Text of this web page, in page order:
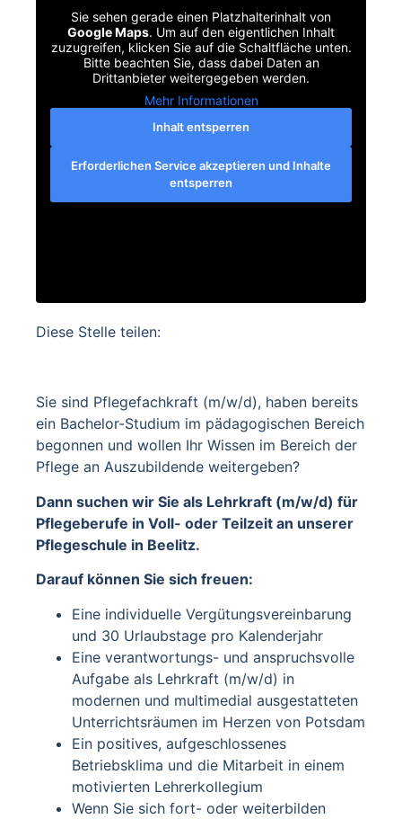
Sie sehen gerade einen Platzhalterinhalt von
Google Maps. Um auf den eigentlichen Inhalt
zuzugreifen, klicken Sie auf die Schaltfläche unten.
Bitte beachten Sie, dass dabei Daten an
Drittanbieter weitergegeben werden.
Mehr Informationen
Inhalt entsperren
Erforderlichen Service akzeptieren und Inhalte
entsperren
Diese Stelle teilen:
Sie sind Pflegefachkraft (m/w/d), haben bereits
ein Bachelor-Studium im pädagogischen Bereich
begonnen und wollen Ihr Wissen im Bereich der
Pflege an Auszubildende weitergeben?
Dann suchen wir Sie als Lehrkraft (m/w/d) für
Pflegeberufe in Voll- oder Teilzeit an unserer
Pflegeschule in Beelitz.
Darauf können Sie sich freuen:
Eine individuelle Vergütungsvereinbarung
und 30 Urlaubstage pro Kalenderjahr
Eine verantwortungs- und anspruchsvolle
Aufgabe als Lehrkraft (m/w/d) in
modernen und multimedial ausgestatteten
Unterrichtsräumen im Herzen von Potsdam
Ein positives, aufgeschlossenes
Betriebsklima und die Mitarbeit in einem
motivierten Lehrerkollegium
Wenn Sie sich fort- oder weiterbilden